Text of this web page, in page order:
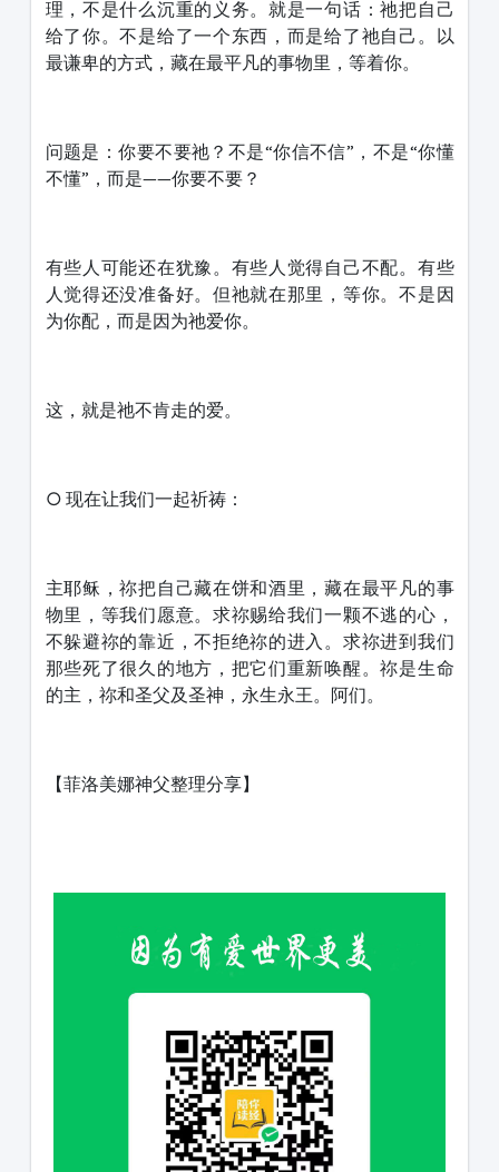
理，不是什么沉重的义务。就是一句话：祂把自己
给了你。不是给了一个东西，而是给了祂自己。以
最谦卑的方式，藏在最平凡的事物里，等着你。
问题是：你要不要祂？不是“你信不信”，不是“你懂
不懂”，而是——你要不要？
有些人可能还在犹豫。有些人觉得自己不配。有些
人觉得还没准备好。但祂就在那里，等你。不是因
为你配，而是因为祂爱你。
这，就是祂不肯走的爱。
○ 现在让我们一起祈祷：
主耶稣，祢把自己藏在饼和酒里，藏在最平凡的事
物里，等我们愿意。求祢赐给我们一颗不逃的心，
不躲避祢的靠近，不拒绝祢的进入。求祢进到我们
那些死了很久的地方，把它们重新唤醒。祢是生命
的主，祢和圣父及圣神，永生永王。阿们。
【菲洛美娜神父整理分享】